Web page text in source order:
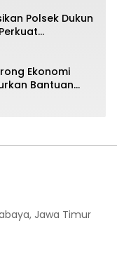
Polsek Dukun
Ekonomi
Bantuan
Genjah Asal
Jawa Timur